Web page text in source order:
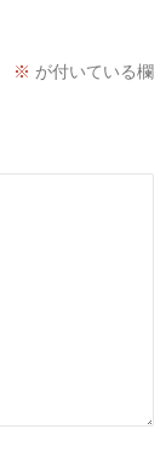
※ が付いている欄